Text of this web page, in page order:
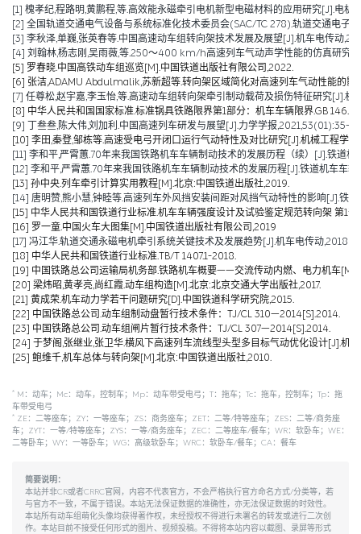
[1] 槐孝纪,程路明,黄鹏程,等.高效能永磁牵引电机新型电磁材料的应用研究[J].电
[2] 全国轨道交通电气设备与系统标准化技术委员会(SAC/TC 278).轨道交通电
[3] 李秋泽,单巍,张英春等.中国高速动车组转向架技术发展及展望[J].机车电传动
[4] 刘翰林,杨志刚,吴雨薇,等.250～400 km/h高速列车气动声学性能的仿真研究
[5] 罗春晓.中国高铁动车组巡览[M].中国铁道出版社有限公司,2022.
[6] 张洁,ADAMU Abdulmalik,苏新超等.转向架区域简化对高速列车气动性能的
[7] 任尊松,赵宇嘉,李玉怡,等.高速动车组转向架牵引制动载荷及损伤特征研究[J].机
[8] 中华人民共和国国家标准.标准锅具铁路限界第1部分：机车车辆限界.GB
[9] 丁叁叁,陈大伟,刘加利.中国高速列车研发与展望[J].力学学报,2021,53(01):35-
[10] 李田,秦登,邹栋等.高速受电弓开闭口运行气动特性及对比研究[J].机械工程学
[11] 李和平,严霄蕙.70年来我国铁路机车车辆制动技术的发展历程（续）[J].铁道
[12] 李和平,严霄蕙.70年来我国铁路机车车辆制动技术的发展历程[J].铁道机车车
[13] 孙中央.列车牵引计算实用教程[M].北京:中国铁道出版社,2019.
[14] 唐明赞,熊小慧,钟睦等.高速列车外风挡安装间距对风挡气动特性的影响[J].铁
[15] 中华人民共和国铁道行业标准.机车车辆强度设计及试验鉴定规范转向架 第1
[16] 罗一童.中国火车大图集[M].中国铁道出版社有限公司,2019
[17] 冯江华.轨道交通永磁电机牵引系统关键技术及发展趋势[J].机车电传动
[18] 中华人民共和国铁道行业标准.TB/T 1407.1-2018.
[19] 中国铁路总公司运输局机务部.铁路机车概要——交流传动内燃、电力机车[M].
[20] 梁炜昭,黄孝亮,尚红霞.动车组构造[M].北京:北京交通大学出版社,2017.
[21] 黄成荣.机车动力学若干问题研究[D].中国铁道科学研究院,2015.
[22] 中国铁路总公司.动车组制动盘暂行技术条件：TJ/CL 310—2014[S].2014.
[23] 中国铁路总公司.动车组闸片暂行技术条件：TJ/CL 307—2014[S].2014.
[24] 于梦阁,张继业,张卫华.横风下高速列车流线型头型多目标气动优化设计[J].机
[25] 鲍维千,机车总体与转向架[M].北京:中国铁道出版社,2010.
* M：动车；Mc：动车，控制车；Mp：动车带受电弓；T：拖车；Tc：拖车，控制车；Tp：拖
车带受电弓
* ZE：二等座车；ZY：一等座车；ZS：商务座车；ZET：二等/特等座车；ZES：二等/商务座
车；ZYT：一等/特等座车；ZYS：一等/商务座车；ZEC：二等座车/餐车；WR：软卧车；WE：
二等卧车；WY：一等卧车；WG：高级软卧车；WRC：软卧车/餐车；CA：餐车
简要说明：
本站并非CR或者CRRC官网，内容不代表官方，不会严格执行官方命名方式/分类等，若
与官方不一致，不属于错误。本站无法保证数据的准确性，亦无法保证数据的时效性。
本站所有动车组萌化头像均获得著作权，未经授权不得进行未署名的转发或进行二次创
作。本站目前不接受任何形式的图片、视频投稿。不得将本站内容以截图、录屏等形式